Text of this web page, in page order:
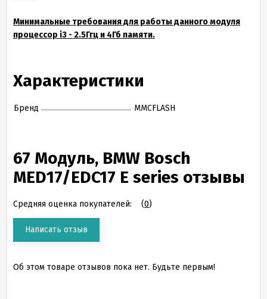
Минимальные требования для работы данного модуля
процессор i3 - 2.5Ггц и 4Гб памяти.
Характеристики
Бренд MMCFLASH
67 Модуль, BMW Bosch
MED17/EDC17 E series отзывы
Средняя оценка покупателей: (0)
Написать отзыв
Об этом товаре отзывов пока нет. Будьте первым!